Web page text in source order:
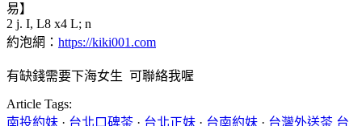
易】
2 j. I, L8 x4 L; n
約泡網： https://kiki001.com
有缺錢需要下海女生 可聯絡我喔
Article Tags:
南投約妹 · 台北口碑茶 · 台北正妹 · 台南約妹 · 台灣外送茶 台